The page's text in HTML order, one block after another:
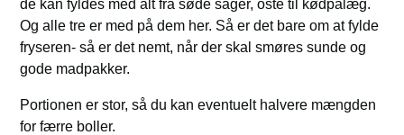
de kan fyldes med alt fra søde sager, oste til kødpålæg.
Og alle tre er med på dem her. Så er det bare om at fylde
fryseren- så er det nemt, når der skal smøres sunde og
gode madpakker.
Portionen er stor, så du kan eventuelt halvere mængden
for færre boller.